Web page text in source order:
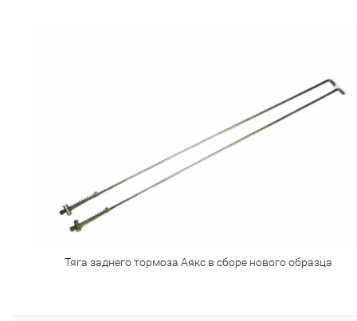
Тяга заднего тормоза Аякс в сборе нового образца